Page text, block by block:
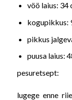
vöö laius: 34
kogupikkus:
pikkus
puusa laius:
pesuretsept:
lugege enne